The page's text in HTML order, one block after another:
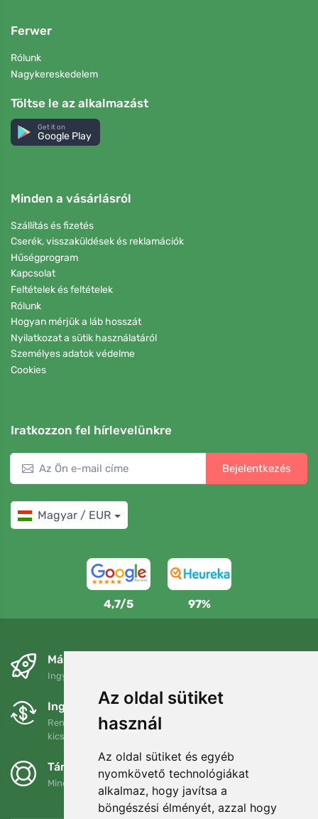
Az oldal sütiket
használ
Az oldal sütiket és egyéb
nyomkövető technológiákat
alkalmaz, hogy javítsa a
böngészési élményét, azzal hogy
Ferwer
Rólunk
Nagykereskedelem
Töltse le az alkalmazást
Get it on
Google Play
Minden a vásárlásról
Szállítás és fizetés
Cserék, visszaküldések és reklamációk
Hűségprogram
Kapcsolat
Feltételek és feltételek
Rólunk
Hogyan mérjük a láb hosszát
Nyilatkozat a sütik használatáról
Személyes adatok védelme
Cookies
Iratkozzon fel hírlevelünkre
Bejelentkezés
Magyar / EUR
4,7/5 97%
Másnapra és ingyenesen
Ingyenes szállítás a következő összeg felett: 80 EUR
Ingyenes csere és visszaküldés
Rendelését 90 napon belül bármikor visszaküldheti vagy
kicserélheti.
Támogatjuk a Trees.org-ot
Minden megrendelésért ültetünk egy fát! Bővebben